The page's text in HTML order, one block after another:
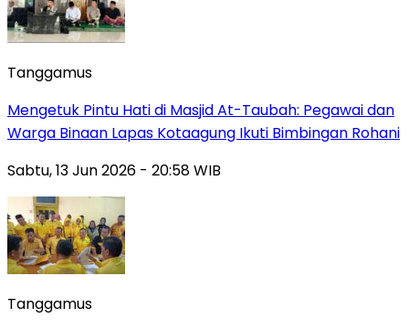
Tanggamus
Mengetuk Pintu Hati di Masjid At-Taubah: Pegawai dan
Warga Binaan Lapas Kotaagung Ikuti Bimbingan Rohani
Sabtu, 13 Jun 2026 - 20:58 WIB
Tanggamus